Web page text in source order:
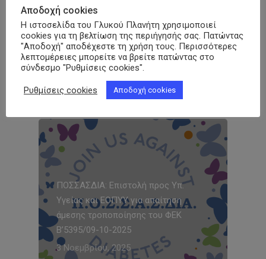
Δε γνωρίζετε τι δικαιούστε από τον ΕΟΠΥΥ ως
πάσχοντας από Σακχαρώδη Διαβήτη;
Πατήστε εδώ και δείτε αναλυτικά
ΠΟΣΣΑΣΔΙΑ: Επιστολή προς Υπ.
Υγείας και ΕΟΠΥΥ για απαίτηση
άμεσης τροποποίησης του ΦΕΚ
Β’5395/09-10-2025
3 Νοεμβρίου, 2025
Αποδοχή cookies
Η ιστοσελίδα του Γλυκού Πλανήτη χρησιμοποιεί
cookies για τη βελτίωση της περιήγησής σας. Πατώντας
"Αποδοχή" αποδέχεστε τη χρήση τους. Περισσότερες
λεπτομέρειες μπορείτε να βρείτε πατώντας στο
σύνδεσμο "Ρυθμίσεις cookies".
Ρυθμίσεις cookies Αποδοχή cookies